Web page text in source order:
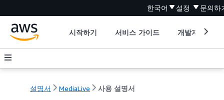
한국어 설정 문의하
시작하기 서비스 가이드 개발자 도구
설명서 MediaLive 사용 설명서